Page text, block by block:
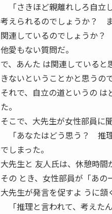
「さきほど親離れしろ自立
考えられるのでしょうか？
関連しているのでしょうか
他愛もない質問だ。
で、あんた は関連している
きないということかと思う
それで、自立の道というの
た。
そこで、大先生が女性部員に
「あなたはどう思う？ 推
でしまった。
大先生と 友人氏は、休憩時間
その とき、女性部員が「あの
大先生が発言を促すよ うに頷
「推理と言われて、考え